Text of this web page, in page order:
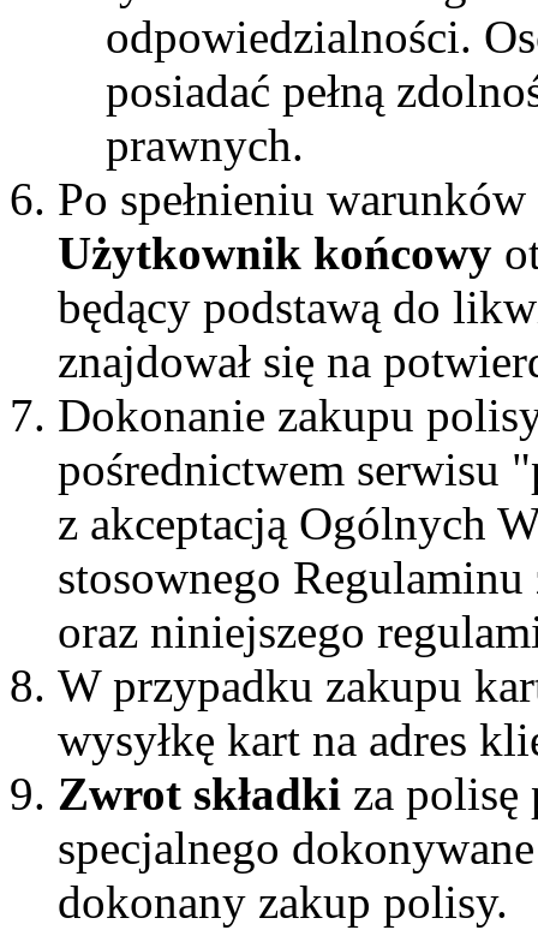
odpowiedzialności.
posiadać pełną
prawnych.
Po spełnieniu
Użytkownik końcowy
będący podstawą do
znajdował się na
Dokonanie zakupu
pośrednictwem serwisu
z akceptacją Ogólnych
stosownego
oraz niniejszego
W przypadku zakupu
wysyłkę kart na adres
Zwrot składki za polisę
specjalnego
dokonany zakup polisy.